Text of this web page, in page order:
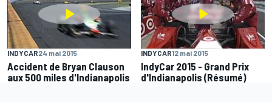
INDYCAR24 mai 2015
Accident de Bryan Clauson
aux 500 miles d'Indianapolis
INDYCAR12 mai 2015
IndyCar 2015 - Grand Prix
d'Indianapolis (Résumé)